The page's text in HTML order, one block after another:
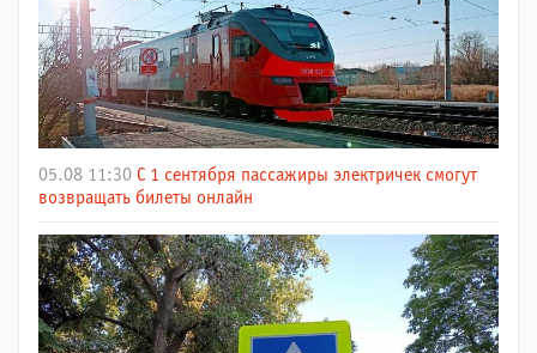
05.08 11:30 С 1 сентября пассажиры электричек смогут
возвращать билеты онлайн